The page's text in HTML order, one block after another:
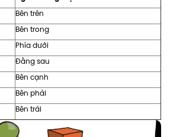
Bên trên
Bên trong
Phía dưới
Đằng sau
Bên cạnh
Bên phải
Bên trái